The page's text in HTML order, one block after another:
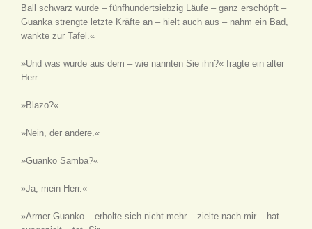
Ball schwarz wurde – fünfhundertsiebzig Läufe – ganz erschöpft –
Guanka strengte letzte Kräfte an – hielt auch aus – nahm ein Bad,
wankte zur Tafel.«
»Und was wurde aus dem – wie nannten Sie ihn?« fragte ein alter
Herr.
»Blazo?«
»Nein, der andere.«
»Guanko Samba?«
»Ja, mein Herr.«
»Armer Guanko – erholte sich nicht mehr – zielte nach mir – hat